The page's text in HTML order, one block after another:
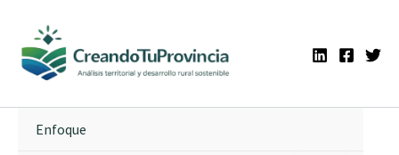
contenido
Enfoque